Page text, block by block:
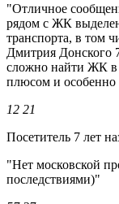
"Отличное
рядом с ЖК
транспорта, в том
Дмитрия Донского
сложно найти ЖК в
плюсом и
12 21
Посетитель 7 лет
"Нет московской
последствиями)"